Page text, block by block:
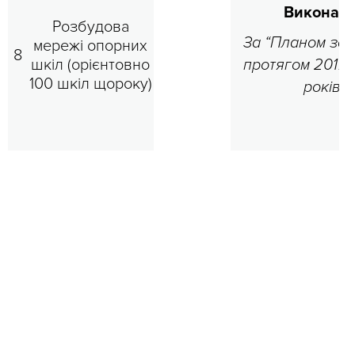
8
Розбудова
мережі опорних
шкіл (орієнтовно
100 шкіл щороку)
За “Планом
протягом 2017
років